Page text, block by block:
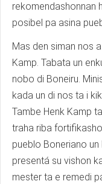
rekomendashonnan
posibel pa asina
Mas den siman nos
Kamp. Tabata un
nobo di Boneiru.
kada un di nos ta i
Tambe Henk Kamp
traha riba
pueblo Boneriano
presentá su vishon
mester ta e remedi